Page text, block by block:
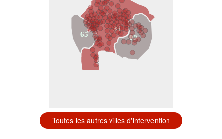
31
09
65
Toutes les autres villes d'intervention